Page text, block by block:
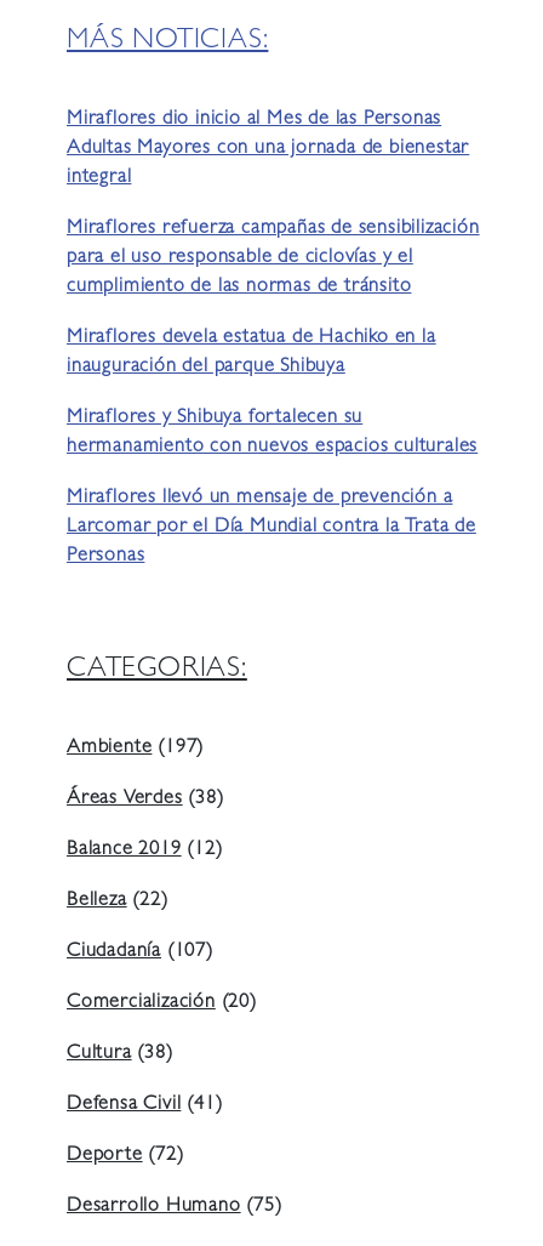
MÁS NOTICIAS:
Miraflores dio inicio al Mes de las Personas
Adultas Mayores con una jornada de bienestar
integral
Miraflores refuerza campañas de sensibilización
para el uso responsable de ciclovías y el
cumplimiento de las normas de tránsito
Miraflores devela estatua de Hachiko en la
inauguración del parque Shibuya
Miraflores y Shibuya fortalecen su
hermanamiento con nuevos espacios culturales
Miraflores llevó un mensaje de prevención a
Larcomar por el Día Mundial contra la Trata de
Personas
CATEGORIAS:
Ambiente (197)
Áreas Verdes (38)
Balance 2019 (12)
Belleza(22)
Ciudadanía (107)
Comercialización (20)
Cultura(38)
Defensa Civil (41)
Deporte (72)
Desarrollo Humano (75)